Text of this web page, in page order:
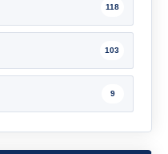
118
103
9